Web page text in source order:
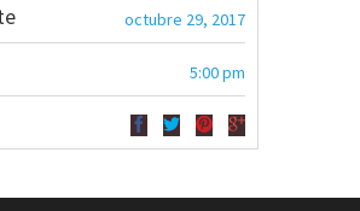
octubre 29, 2017
5:00 pm